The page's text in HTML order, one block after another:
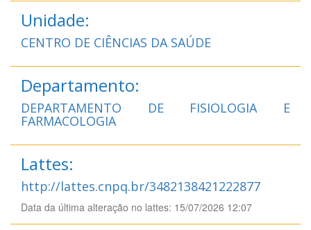
Unidade:
CENTRO DE CIÊNCIAS DA SAÚDE
Departamento:
DEPARTAMENTO DE FISIOLOGIA E
FARMACOLOGIA
Lattes:
http://lattes.cnpq.br/3482138421222877
Data da última alteração no lattes: 15/07/2026 12:07